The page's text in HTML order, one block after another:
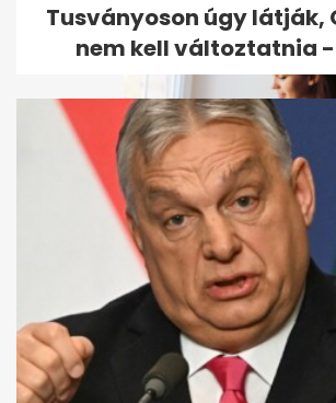
Sok ülés, sok
mozgás: nem várt
következmények
Tusványoson úgy látják,
nem kell változtatnia -